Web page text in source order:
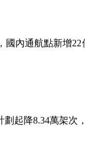
內通航點新增
起降8.34萬架次